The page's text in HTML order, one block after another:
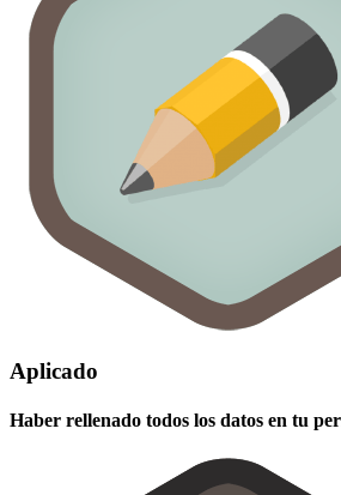
Aplicado
Haber rellenado todos los datos en tu